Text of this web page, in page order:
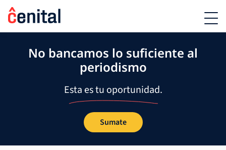
No bancamos lo suficiente al
periodismo
Esta es tu oportunidad.
Sumate